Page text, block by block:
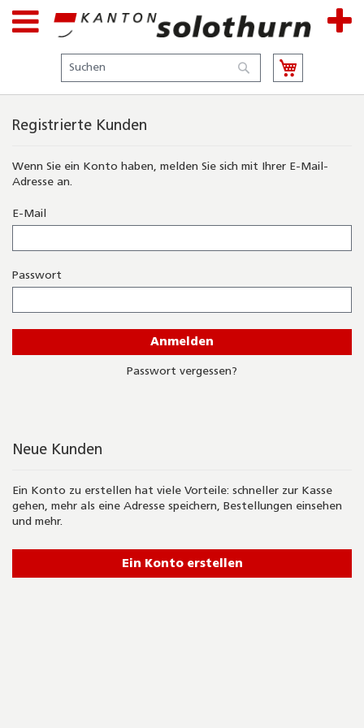
Suche
Suche
Registrierte Kunden
Wenn Sie ein Konto haben, melden Sie sich mit Ihrer E-Mail-
Adresse an.
E-Mail
Passwort
Anmelden
Passwort vergessen?
Neue Kunden
Ein Konto zu erstellen hat viele Vorteile: schneller zur Kasse
gehen, mehr als eine Adresse speichern, Bestellungen einsehen
und mehr.
Ein Konto erstellen